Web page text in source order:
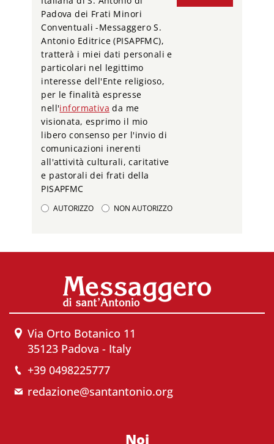
Padova dei Frati Minori
Conventuali -Messaggero S.
Antonio Editrice (PISAPFMC),
tratterà i miei dati personali e
particolari nel legittimo
interesse dell'Ente religioso,
per le finalità espresse
nell'informativa da me
visionata, esprimo il mio
libero consenso per l'invio di
comunicazioni inerenti
all'attività culturali, caritative
e pastorali dei frati della
PISAPFMC
AUTORIZZO NON AUTORIZZO
Via Orto Botanico 11
35123 Padova - Italy
+39 0498225777
redazione@santantonio.org
Noi